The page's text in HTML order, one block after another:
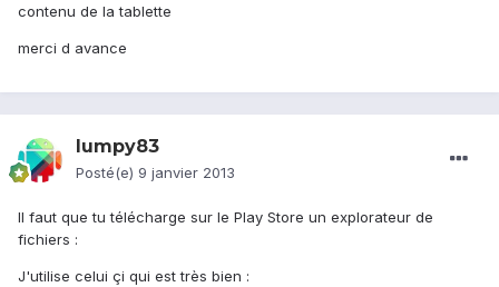
contenu de la tablette
merci d avance
lumpy83
Posté(e) 9 janvier 2013
ll faut que tu télécharge sur le Play Store un explorateur de
fichiers :
J'utilise celui çi qui est très bien :